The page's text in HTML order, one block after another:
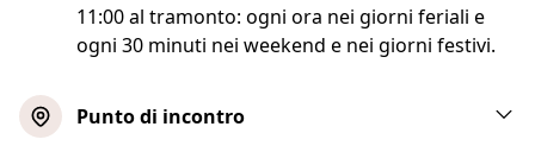
11:00 al tramonto: ogni ora nei giorni feriali e
ogni 30 minuti nei weekend e nei giorni festivi.
Punto di incontro